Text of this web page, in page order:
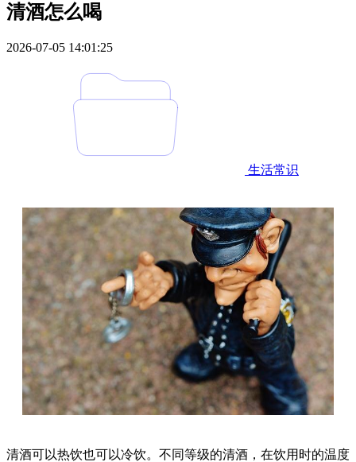
清酒怎么喝
2026-07-05 14:01:25
生活常识
清酒可以热饮也可以冷饮。不同等级的清酒，在饮用时的温度